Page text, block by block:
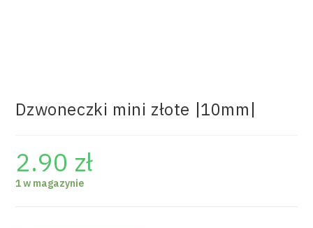
Dzwoneczki mini złote |10mm|
2.90 zł
1 w magazynie